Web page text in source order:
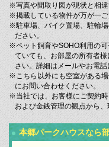
※写真や間取り図が現状と相違
※掲載している物件が万が一ご
※駐車場、バイク置場、駐輪
ださい。
※ペット飼育やSOHO利用の
ていても、お部屋の所有者
さい。詳細はメールやお電
※こちら以外にも空室がある
にお問い合わせください。
※当社では、お客様にご契約
および金銭管理の観点から
本郷パークハウスなら